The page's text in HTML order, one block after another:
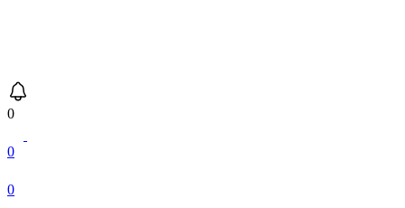
0
0
0